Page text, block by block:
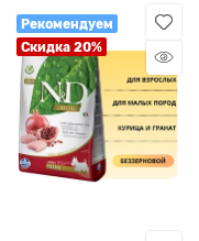
Рекомендуем
Скидка 20%